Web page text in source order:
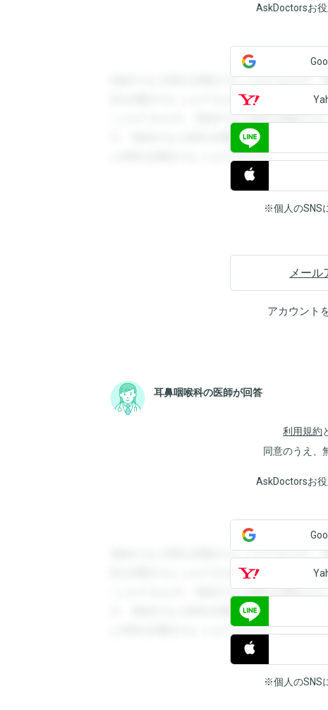
AskDoctorsお
登録すると回答を閲覧することができます
答を閲覧することができます。登録すると
ことができます。登録すると回答を閲覧す
す。登録すると回答を閲覧することができ
と回答を閲覧することができます。
※個人のSNS
メール
アカウント
耳鼻咽喉科の医師が回答
利用規約
同意のうえ、
AskDoctorsお
登録すると回答を閲覧することができます
答を閲覧することができます。登録すると
ことができます。登録すると回答を閲覧す
す。登録すると回答を閲覧することができ
と回答を閲覧することができます。
※個人のSNS